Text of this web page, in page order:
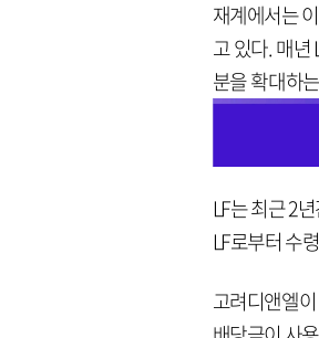
재계에서는
고 있다. 매
분을 확대하
LF는 최근 2
LF로부터 수
고려디앤엘